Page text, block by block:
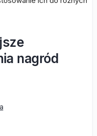
nagród